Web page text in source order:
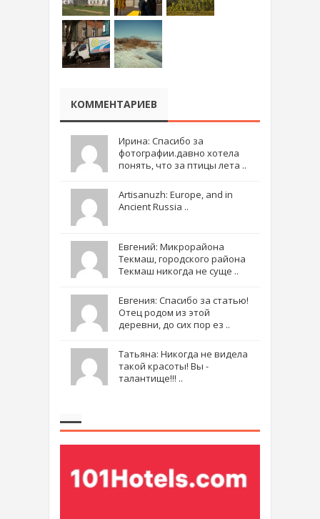
КОММЕНТАРИЕВ
Ирина: Спасибо за
фотографии.давно хотела
понять, что за птицы лета ..
Artisanuzh: Europe, and in
Ancient Russia ..
Евгений: Микрорайона
Текмаш, городского района
Текмаш никогда не суще ..
Евгения: Спасибо за статью!
Отец родом из этой
деревни, до сих пор ез ..
Татьяна: Никогда не видела
такой красоты! Вы -
талантище!!! ..